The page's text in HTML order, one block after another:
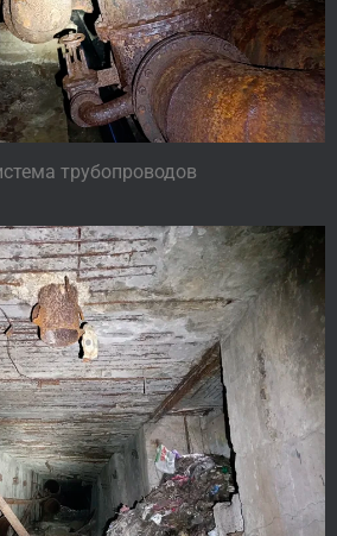
трубопроводов